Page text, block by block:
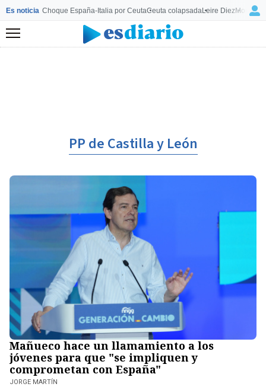
Es noticia Choque España-Italia por CeutaCeuta colapsadaLeire Diez
Menú
PP de Castilla y León
Mañueco hace un llamamiento a los
jóvenes para que "se impliquen y
comprometan con España"
JORGE MARTÍN